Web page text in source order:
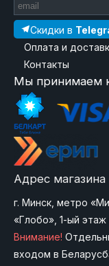
Скидки в
Оплата и
Контакты
Мы принимаем
Адрес магазина
г. Минск, метро
«Глобо», 1-ый
Внимание!
входом в